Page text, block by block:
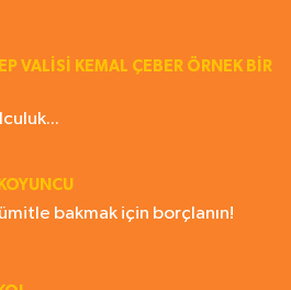
VALISI KEMAL ÇEBER ÖRNEK BİR
bakmak için borçlanın!